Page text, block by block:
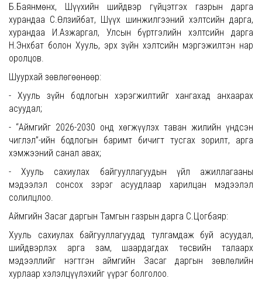
Б.Баянмөнх, Шүүхийн шийдвэр гүйцэтгэх газрын дарга
хурандаа С.Өлзийбат, Шүүх шинжилгээний хэлтсийн дарга,
хурандаа И.Азжаргал, Улсын бүртгэлийн хэлтсийн дарга
Н.Энхбат болон Хууль, эрх зүйн хэлтсийн мэргэжилтэн нар
оролцов.
Шуурхай зөвлөгөөнөөр:
- Хууль зүйн бодлогын хэрэгжилтийг хангахад анхаарах
асуудал;
- “Аймгийг 2026-2030 онд хөгжүүлэх таван жилийн үндсэн
чиглэл”-ийн бодлогын баримт бичигт тусгах зорилт, арга
хэмжээний санал авах;
- Хууль сахиулах байгууллагуудын үйл ажиллагааны
мэдээлэл сонсох зэрэг асуудлаар харилцан мэдээлэл
солилцлоо.
Аймгийн Засаг даргын Тамгын газрын дарга С.Цогбаяр:
Хууль сахиулах байгууллагуудад тулгамдаж буй асуудал,
шийдвэрлэх арга зам, шаардагдах төсвийн талаарх
мэдээллийг нэгтгэн аймгийн Засаг даргын зөвлөлийн
хурлаар хэлэлцүүлэхийг үүрэг болголоо.